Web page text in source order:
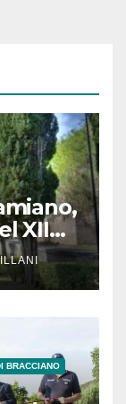
XII
BRACCIANO